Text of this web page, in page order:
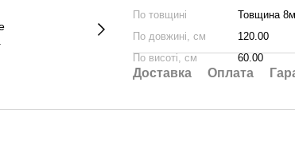
По товщині
Товщина
По довжині, см
120.00
По висоті, см
60.00
Доставка Оплата